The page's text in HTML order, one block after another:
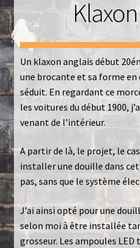
Mon compte
Nautilus – Tome 1 – Les
Nautilus – Tome 2 – Les
Office
Panier
Pliant
Politique de confidentialité
Un klaxon anglais début
une brocante et sa forme en
séduit. En regardant ce
les voitures du début 1900,
venant de l’intérieur.
A partir de là, le projet, le
installer une douille dans
pas, sans que le système
J’ai ainsi opté pour une
selon moi à être installée
grosseur. Les ampoules